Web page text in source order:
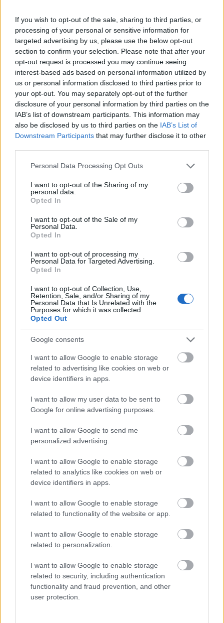
If you wish to opt-out of the sale, sharing to third parties, or
processing of your personal or sensitive information for
targeted advertising by us, please use the below opt-out
section to confirm your selection. Please note that after your
opt-out request is processed you may continue seeing
interest-based ads based on personal information utilized by
us or personal information disclosed to third parties prior to
your opt-out. You may separately opt-out of the further
disclosure of your personal information by third parties on the
IAB’s list of downstream participants. This information may
also be disclosed by us to third parties on the IAB’s List of
Downstream Participants that may further disclose it to other
Please note that this website/app uses one or more Google
not limited to your visit or usage behaviour. You may click to
grant or deny consent to Google and its third-party tags to
use your data for below specified purposes in below Google
consent section.
Personal Data Processing Opt Outs
I want to opt-out of the Sharing of my
personal data.
Opted In
I want to opt-out of the Sale of my
Personal Data.
Opted In
I want to opt-out of processing my
Personal Data for Targeted Advertising.
Opted In
I want to opt-out of Collection, Use,
Retention, Sale, and/or Sharing of my
Personal Data that Is Unrelated with the
Purposes for which it was collected.
Opted Out
Google consents
I want to allow Google to enable storage
related to advertising like cookies on web or
device identifiers in apps.
I want to allow my user data to be sent to
Google for online advertising purposes.
I want to allow Google to send me
personalized advertising.
I want to allow Google to enable storage
related to analytics like cookies on web or
device identifiers in apps.
I want to allow Google to enable storage
related to functionality of the website or app.
I want to allow Google to enable storage
related to personalization.
I want to allow Google to enable storage
related to security, including authentication
functionality and fraud prevention, and other
user protection.
4. Fede Valverde (Real Madrid,
centrocampista, 39 puntos)
El centrocampista del Real Madrid atraviesa su mejor
momento de la temporada. En los últimos cuatro encuentros
ligueros ha firmado un gol y una asistencia, sumando 39
campaña 24/25 fue el segundo más valorado con 288
puntos, solo por detrás de Pedri (296).
3. Lamine Yamal (Barcelona, delantero,
40 puntos)
ataque, con 2 goles y una asistencia que le han permitido
alcanzar los 40 puntos Comunio. Incluso podría haber
sumado más si no llega a fallar un penalti en la jornada 24
en Girona, donde se quedó en 5 puntos.
con más puntos de la temporada (219), solo por detrás de
Kylian Mbappé (260).
Consejos de compra: 5 opciones 'low cost' para la
jornada 26
la jornada 26 de Comunio con un
jugador barato, te presentamos
cinco opciones 'low cost' por
menos de 1 millón de euros.
2. Georges Mikautadze (Villarreal,
delantero, 41 puntos)
El delantero georgiano ha anotado 3 goles en los cinco